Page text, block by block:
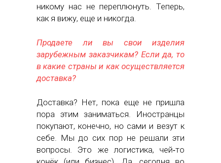
никому нас не переплюнуть. Теперь,
как я вижу, еще и никогда.
Продаете ли вы свои изделия
зарубежным заказчикам? Если да, то
в какие страны и как осуществляется
доставка?
Доставка? Нет, пока еще не пришла
пора этим заниматься. Иностранцы
покупают, конечно, но сами и везут к
себе. Мы до сих пор не решали эти
вопросы. Это же логистика, чей‑то